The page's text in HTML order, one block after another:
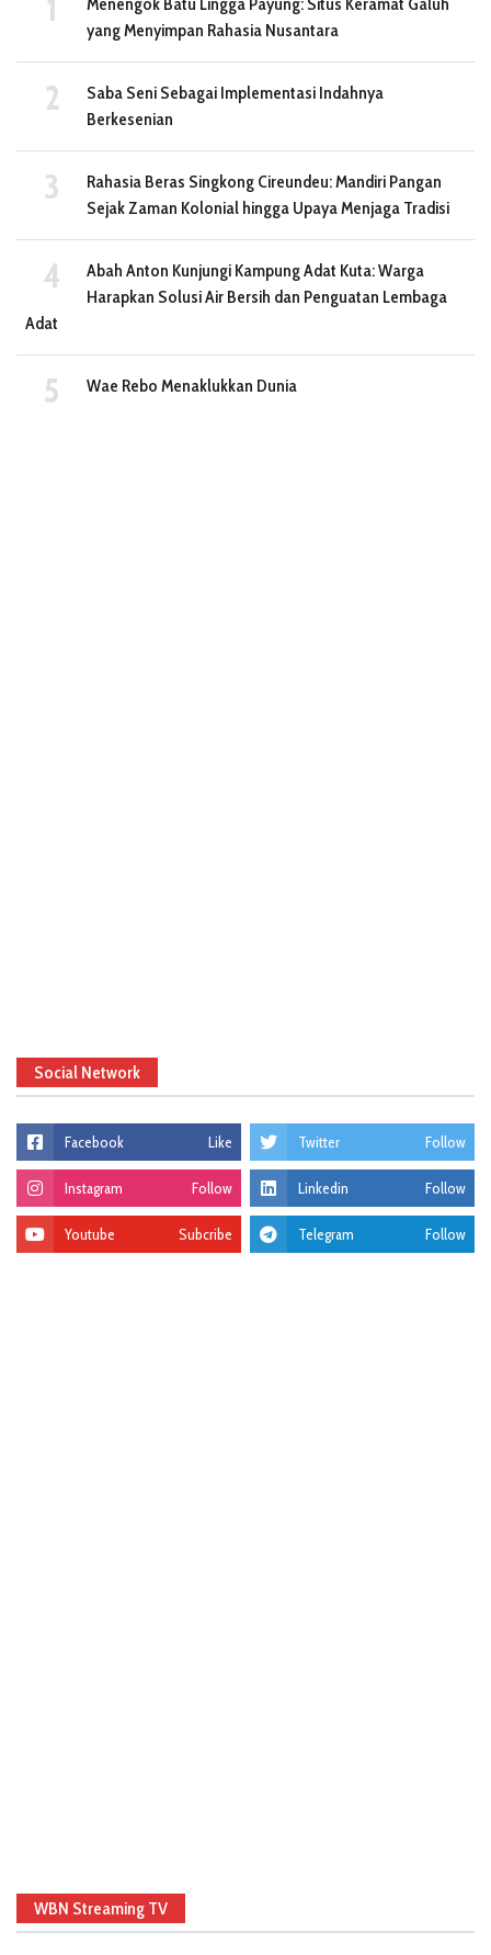
yang Menyimpan Rahasia Nusantara
Saba Seni Sebagai Implementasi Indahnya
Berkesenian
Rahasia Beras Singkong Cireundeu: Mandiri Pangan
Sejak Zaman Kolonial hingga Upaya Menjaga Tradisi
Abah Anton Kunjungi Kampung Adat Kuta: Warga
Harapkan Solusi Air Bersih dan Penguatan Lembaga
Adat
Wae Rebo Menaklukkan Dunia
Social Network
Facebook Like Twitter Follow
Instagram Follow Linkedin Follow
Youtube Subcribe Telegram Follow
WBN Streaming TV